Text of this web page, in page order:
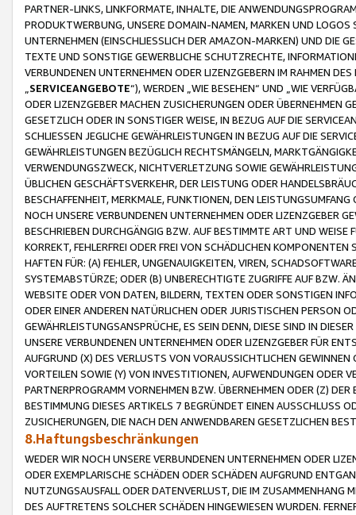
PARTNER-LINKS, LINKFORMATE, INHALTE, DIE
PRODUKTWERBUNG, UNSERE DOMAIN-NAMEN, MARKEN UND
UNTERNEHMEN (EINSCHLIESSLICH DER AMAZON-MARKEN) UND DIE
TEXTE UND SONSTIGE GEWERBLICHE SCHUTZRECHTE,
VERBUNDENEN UNTERNEHMEN ODER LIZENZGEBERN IM RAHMEN
SERVICEANGEBOTE“), WERDEN „WIE BESEHEN“ UND „WIE
ODER LIZENZGEBER MACHEN ZUSICHERUNGEN ODER ÜBERNEHMEN
GESETZLICH ODER IN SONSTIGER WEISE, IN BEZUG AUF DIE
SCHLIESSEN JEGLICHE GEWÄHRLEISTUNGEN IN BEZUG AUF DIE
GEWÄHRLEISTUNGEN BEZÜGLICH RECHTSMÄNGELN,
VERWENDUNGSZWECK, NICHTVERLETZUNG SOWIE
ÜBLICHEN GESCHÄFTSVERKEHR, DER LEISTUNG ODER
BESCHAFFENHEIT, MERKMALE, FUNKTIONEN, DEN
NOCH UNSERE VERBUNDENEN UNTERNEHMEN ODER LIZENZGEBER
BESCHRIEBEN DURCHGÄNGIG BZW. AUF BESTIMMTE ART UND
KORREKT, FEHLERFREI ODER FREI VON SCHÄDLICHEN
HAFTEN FÜR: (A) FEHLER, UNGENAUIGKEITEN, VIREN,
SYSTEMABSTÜRZE; ODER (B) UNBERECHTIGTE ZUGRIFFE AUF BZW.
WEBSITE ODER VON DATEN, BILDERN, TEXTEN ODER SONSTIGEN
ODER EINER ANDEREN NATÜRLICHEN ODER JURISTISCHEN PERSON
GEWÄHRLEISTUNGSANSPRÜCHE, ES SEIN DENN, DIESE SIND IN
UNSERE VERBUNDENEN UNTERNEHMEN ODER LIZENZGEBER FÜR
AUFGRUND (X) DES VERLUSTS VON VORAUSSICHTLICHEN
VORTEILEN SOWIE (Y) VON INVESTITIONEN, AUFWENDUNGEN ODER
PARTNERPROGRAMM VORNEHMEN BZW. ÜBERNEHMEN ODER (Z)
BESTIMMUNG DIESES ARTIKELS 7 BEGRÜNDET EINEN AUSSCHLUSS
ZUSICHERUNGEN, DIE NACH DEN ANWENDBAREN GESETZLICHEN
8.Haftungsbeschränkungen
WEDER WIR NOCH UNSERE VERBUNDENEN UNTERNEHMEN ODER
ODER EXEMPLARISCHE SCHÄDEN ODER SCHÄDEN AUFGRUND
NUTZUNGSAUSFALL ODER DATENVERLUST, DIE IM ZUSAMMENHANG
DES AUFTRETENS SOLCHER SCHÄDEN HINGEWIESEN WURDEN.